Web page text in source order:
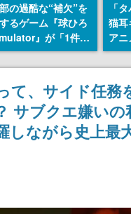
の過酷な“補欠”を
るゲーム『球ひろ
』が「1件」
ッシュリストをも
ェコ語に対応し
で話題に。『キング
カム』開発元やチ
プロ野球選手から
声
「
猫耳
ア
から
の使
めて
す
て、サイド任務
サブクエ嫌い
しながら史上最